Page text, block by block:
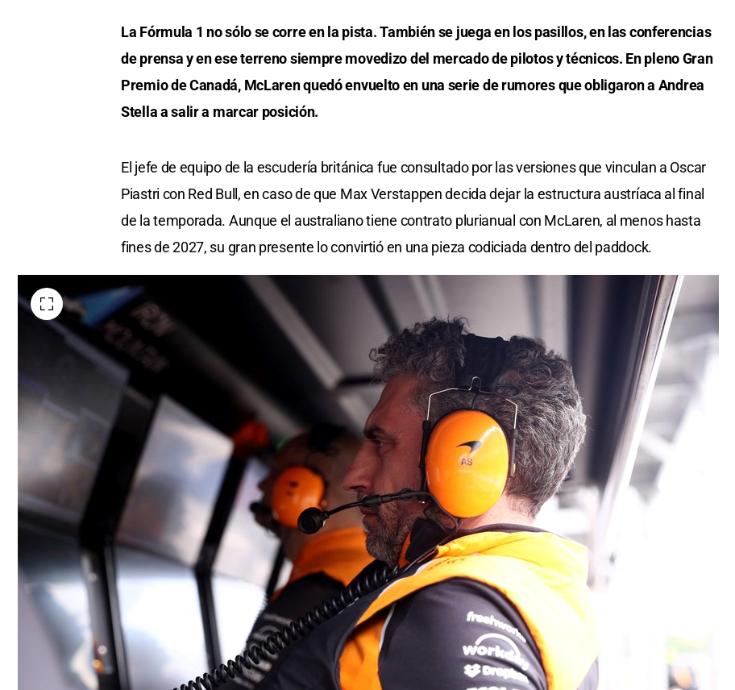
La Fórmula 1 no sólo se corre en la pista. También se juega en los pasillos, en las conferencias
de prensa y en ese terreno siempre movedizo del mercado de pilotos y técnicos. En pleno Gran
Premio de Canadá, McLaren quedó envuelto en una serie de rumores que obligaron a Andrea
Stella a salir a marcar posición.
El jefe de equipo de la escudería británica fue consultado por las versiones que vinculan a Oscar
Piastri con Red Bull, en caso de que Max Verstappen decida dejar la estructura austríaca al final
de la temporada. Aunque el australiano tiene contrato plurianual con McLaren, al menos hasta
fines de 2027, su gran presente lo convirtió en una pieza codiciada dentro del paddock.